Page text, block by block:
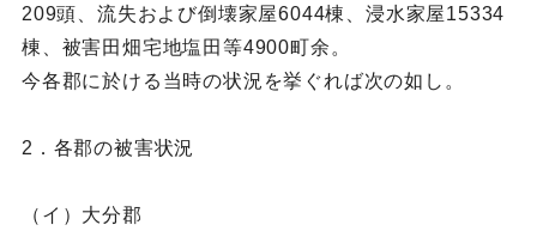
209頭、流失および倒壊家屋6044棟、浸水家屋15334
棟、被害田畑宅地塩田等4900町余。
今各郡に於ける当時の状況を挙ぐれば次の如し。
2．各郡の被害状況
（イ）大分郡